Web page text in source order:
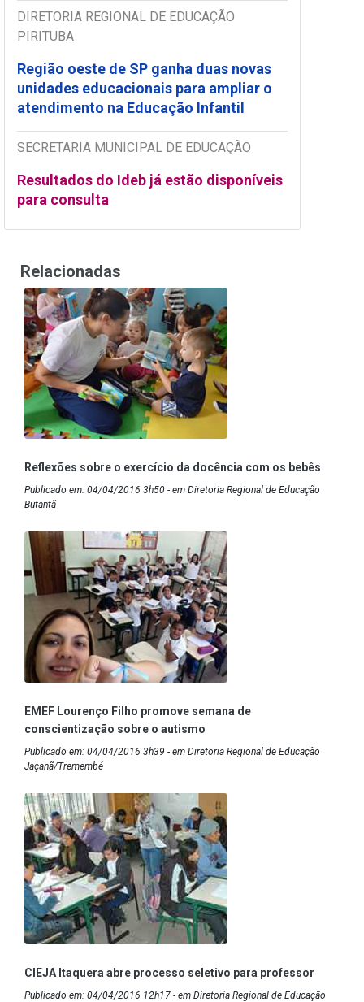
DIRETORIA REGIONAL DE EDUCAÇÃO
PIRITUBA
Região oeste de SP ganha duas novas
unidades educacionais para ampliar o
atendimento na Educação Infantil
SECRETARIA MUNICIPAL DE EDUCAÇÃO
Resultados do Ideb já estão disponíveis
para consulta
Relacionadas
Reflexões sobre o exercício da docência com os bebês
Publicado em: 04/04/2016 3h50 - em Diretoria Regional de Educação
Butantã
EMEF Lourenço Filho promove semana de
conscientização sobre o autismo
Publicado em: 04/04/2016 3h39 - em Diretoria Regional de Educação
Jaçanã/Tremembé
CIEJA Itaquera abre processo seletivo para professor
Publicado em: 04/04/2016 12h17 - em Diretoria Regional de Educação